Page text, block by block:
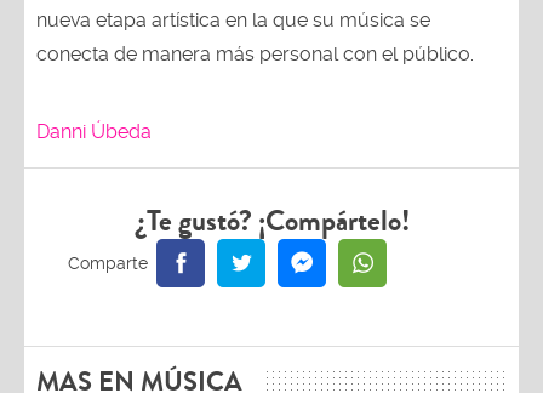
nueva etapa artística en la que su música se
conecta de manera más personal con el público.
Danni Úbeda
¿Te gustó? ¡Compártelo!
MAS EN MÚSICA